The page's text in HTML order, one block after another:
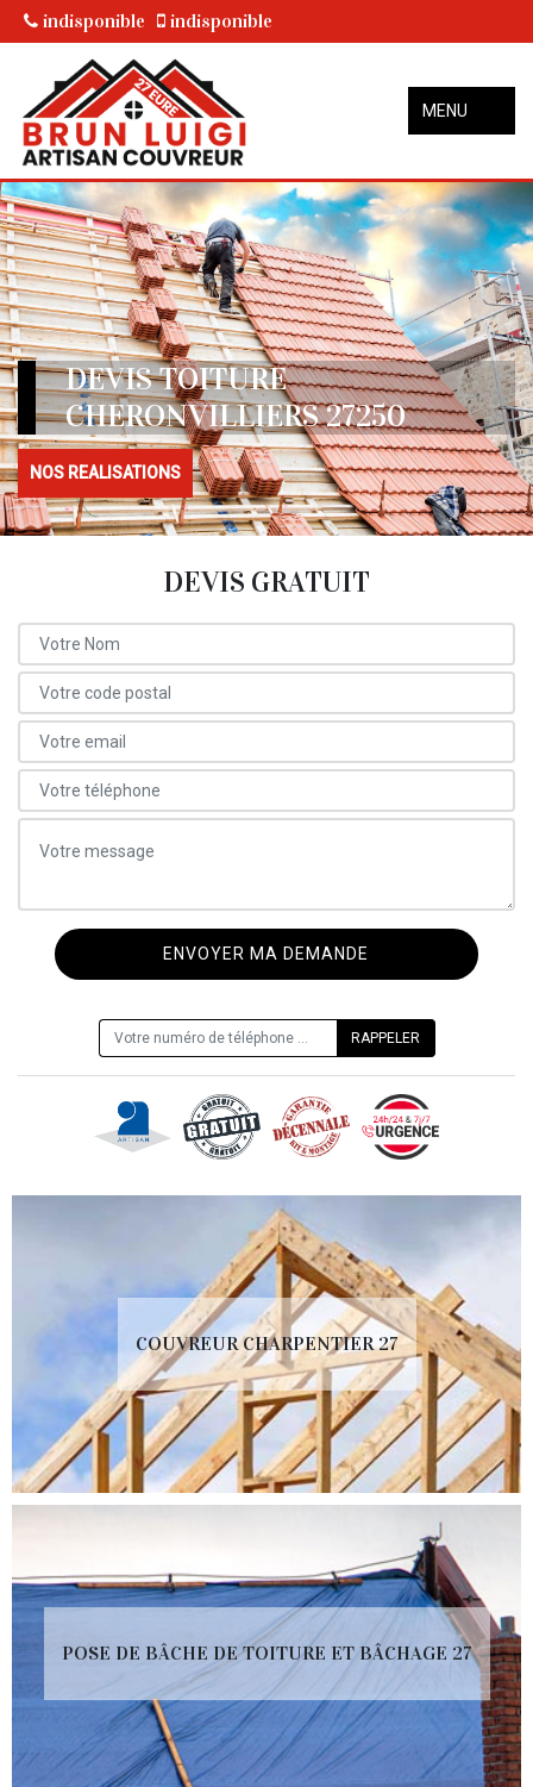
indisponible indisponible
MENU
DEVIS TOITURE
CHERONVILLIERS 27250
NOS REALISATIONS
DEVIS GRATUIT
COUVREUR CHARPENTIER 27
POSE DE BÂCHE DE TOITURE ET BÂCHAGE 27